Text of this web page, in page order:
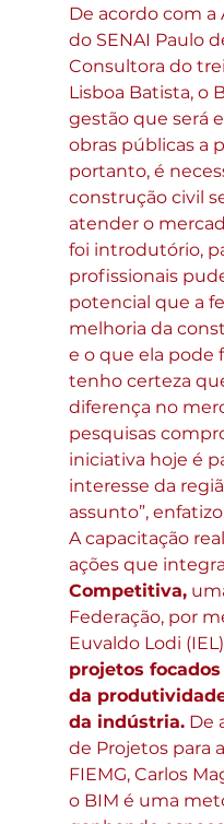
De acordo com a
do SENAI Paulo
Consultora do
Lisboa Batista, o
gestão que será
obras públicas a
portanto, é
construção civil
atender o
foi introdutório,
profissionais
potencial que a
melhoria da
e o que ela pode
tenho certeza
diferença no
pesquisas
iniciativa hoje é
interesse da
assunto”,
A capacitação
ações que
Competitiva,
Federação, por
Euvaldo Lodi
projetos
da
da indústria. De
de Projetos para
FIEMG, Carlos
o BIM é uma